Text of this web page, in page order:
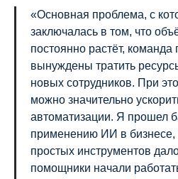
«Основная проблема, с
заключалась в том, что
постоянно растёт,
вынуждены тратить
новых сотрудников. При
можно значительно
автоматизации. Я прошел
применению ИИ в бизнесе,
простых инструментов
помощники начали